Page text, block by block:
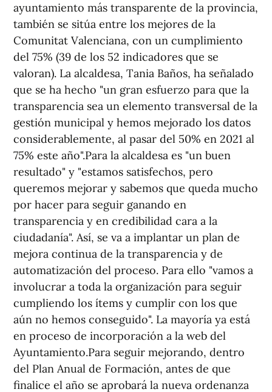
ayuntamiento más transparente de la provincia,
también se sitúa entre los mejores de la
Comunitat Valenciana, con un cumplimiento
del 75% (39 de los 52 indicadores que se
valoran). La alcaldesa, Tania Baños, ha señalado
que se ha hecho "un gran esfuerzo para que la
transparencia sea un elemento transversal de la
gestión municipal y hemos mejorado los datos
considerablemente, al pasar del 50% en 2021 al
75% este año".Para la alcaldesa es "un buen
resultado" y "estamos satisfechos, pero
queremos mejorar y sabemos que queda mucho
por hacer para seguir ganando en
transparencia y en credibilidad cara a la
ciudadanía". Así, se va a implantar un plan de
mejora continua de la transparencia y de
automatización del proceso. Para ello "vamos a
involucrar a toda la organización para seguir
cumpliendo los ítems y cumplir con los que
aún no hemos conseguido". La mayoría ya está
en proceso de incorporación a la web del
Ayuntamiento.Para seguir mejorando, dentro
del Plan Anual de Formación, antes de que
finalice el año se aprobará la nueva ordenanza